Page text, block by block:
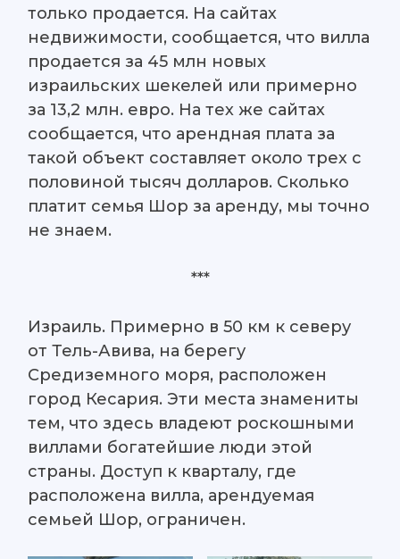
только продается. На сайтах
недвижимости, сообщается, что вилла
продается за 45 млн новых
израильских шекелей или примерно
за 13,2 млн. евро. На тех же сайтах
сообщается, что арендная плата за
такой объект составляет около трех с
половиной тысяч долларов. Сколько
платит семья Шор за аренду, мы точно
не знаем.
***
Израиль. Примерно в 50 км к северу
от Тель-Авива, на берегу
Средиземного моря, расположен
город Кесария. Эти места знамениты
тем, что здесь владеют роскошными
виллами богатейшие люди этой
страны. Доступ к кварталу, где
расположена вилла, арендуемая
семьей Шор, ограничен.